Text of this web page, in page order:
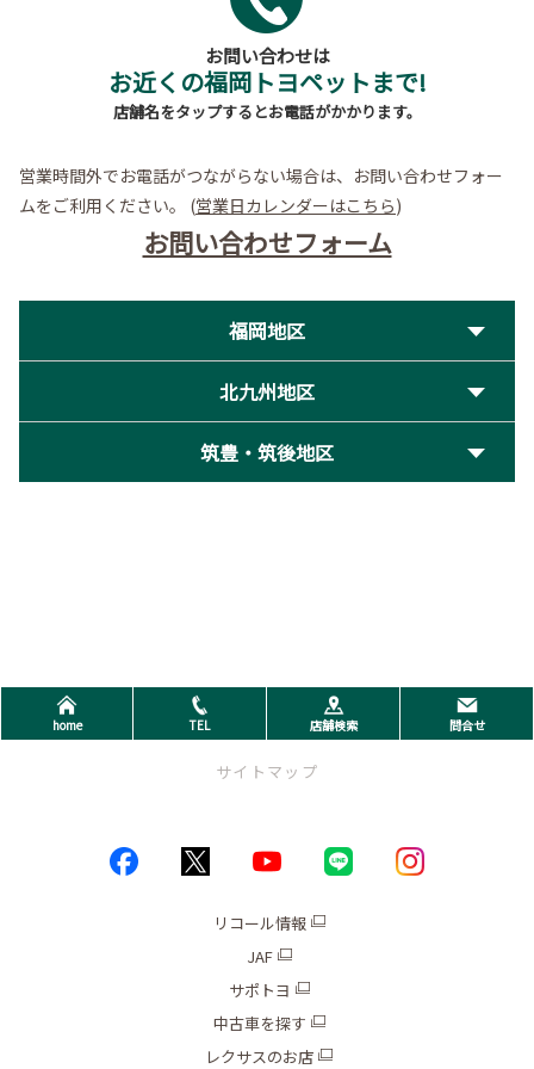
お問い合わせは
お近くの福岡トヨペットまで!
店舗名をタップするとお電話がかかります。
営業時間外でお電話がつながらない場合は、お問い合わせフォー
ムをご利用ください。 (営業日カレンダーはこちら)
お問い合わせフォーム
福岡地区
北九州地区
筑豊・筑後地区
home TEL 店舗検索 問合せ
サイトマップ
リコール情報
JAF
サポトヨ
中古車を探す
レクサスのお店